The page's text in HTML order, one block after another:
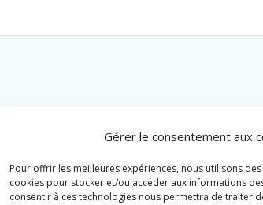
Gérer le consentement aux
Pour offrir les meilleures expériences, nous utilisons
cookies pour stocker et/ou accéder aux informations
consentir à ces technologies nous permettra de traiter